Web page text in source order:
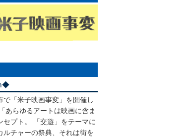
で「米子映画事変」を開催し
あらゆるアートは映画に含ま
セプト。 「交遊」をテーマに
ルチャーの祭典、それは街を